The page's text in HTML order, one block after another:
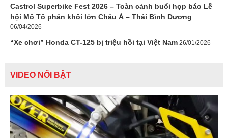
Castrol Superbike Fest 2026 – Toàn cảnh buổi họp báo Lễ
hội Mô Tô phân khối lớn Châu Á – Thái Bình Dương
06/04/2026
“Xe chơi” Honda CT-125 bị triệu hồi tại Việt Nam 26/01/2026
VIDEO NỔI BẬT